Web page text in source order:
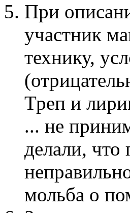
При
участник
технику,
Треп и
... не
делали, что
мольба о